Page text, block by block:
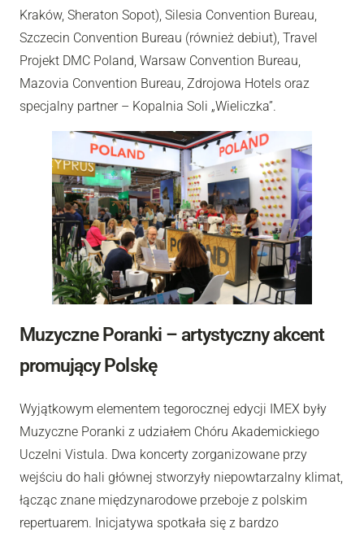
Kraków, Sheraton Sopot), Silesia Convention Bureau,
Szczecin Convention Bureau (również debiut), Travel
Projekt DMC Poland, Warsaw Convention Bureau,
Mazovia Convention Bureau, Zdrojowa Hotels oraz
specjalny partner – Kopalnia Soli „Wieliczka”.
Muzyczne Poranki – artystyczny akcent
promujący Polskę
Wyjątkowym elementem tegorocznej edycji IMEX były
Muzyczne Poranki z udziałem Chóru Akademickiego
Uczelni Vistula. Dwa koncerty zorganizowane przy
wejściu do hali głównej stworzyły niepowtarzalny klimat,
łącząc znane międzynarodowe przeboje z polskim
repertuarem. Inicjatywa spotkała się z bardzo